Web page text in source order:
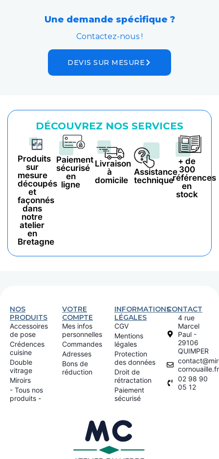
Une demande spécifique ?
Contactez-nous !
DEVIS SUR MESURE
DÉCOUVREZ NOS SERVICES
Produits
sur
mesure
découpés
et
façonnés
dans
notre
atelier
en
Bretagne
Paiement
sécurisé
en
ligne
Livraison
à
domicile
Assistance
technique
+ de
300
références
en
stock
NOS
PRODUITS
Accessoires
de pose
Crédences
cuisine
Double
vitrage
Miroirs
- Tous nos
produits -
VOTRE
COMPTE
Mes infos
personnelles
Commandes
Adresses
Bons de
réduction
INFORMATIONS
LÉGALES
CGV
Mentions
légales
Protection
des données
Droit de
rétractation
Paiement
sécurisé
CONTACT
4 rue
Marcel
Paul -
29106
QUIMPER
cornouaille.fr
02 98 90
05 12